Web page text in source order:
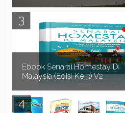
Pak Ya Homestay di Seri Iskandar Perak
merupakan sebuah Homestay 2
mempunyai 4 bilik dan 3 bilik air.
Ebook Senarai Homestay Di
Malaysia (Edisi Ke 3) V2
Dah Penat Mencari Homestay?? Biar
anda mendapatkan Homestay yang